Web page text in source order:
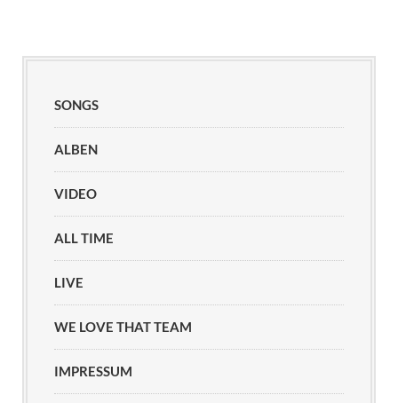
SONGS
ALBEN
VIDEO
ALL TIME
LIVE
WE LOVE THAT TEAM
IMPRESSUM